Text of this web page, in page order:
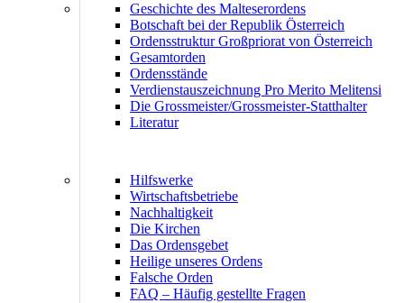
Geschichte des Malteserordens
Botschaft bei der Republik Österreich
Ordensstruktur Großpriorat von Österreich
Gesamtorden
Ordensstände
Verdienstauszeichnung Pro Merito Melitensi
Die Grossmeister/Grossmeister-Statthalter
Literatur
Hilfswerke
Wirtschaftsbetriebe
Nachhaltigkeit
Die Kirchen
Das Ordensgebet
Heilige unseres Ordens
Falsche Orden
FAQ – Häufig gestellte Fragen